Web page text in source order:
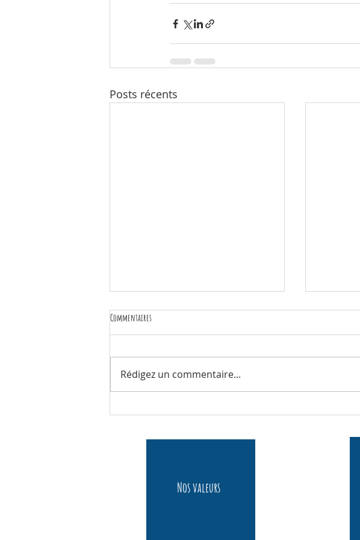
Posts récents
Brookies
Commentaires
Rédigez un commentaire...
Nos valeurs